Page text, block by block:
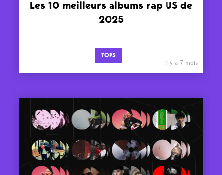
Les 10 meilleurs albums rap US de
2025
TOPS
il y a 7 mois